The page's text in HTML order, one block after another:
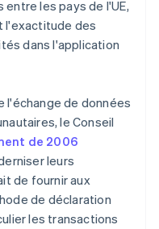
les pays de l'UE,
l'exactitude des
dans l'application
l'échange de données
le Conseil
de 2006
leurs
de fournir aux
de déclaration
les transactions